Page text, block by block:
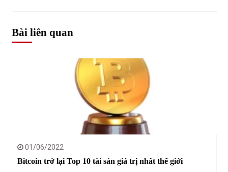
Bài liên quan
01/06/2022
Bitcoin trở lại Top 10 tài sản giá trị nhất thế giới